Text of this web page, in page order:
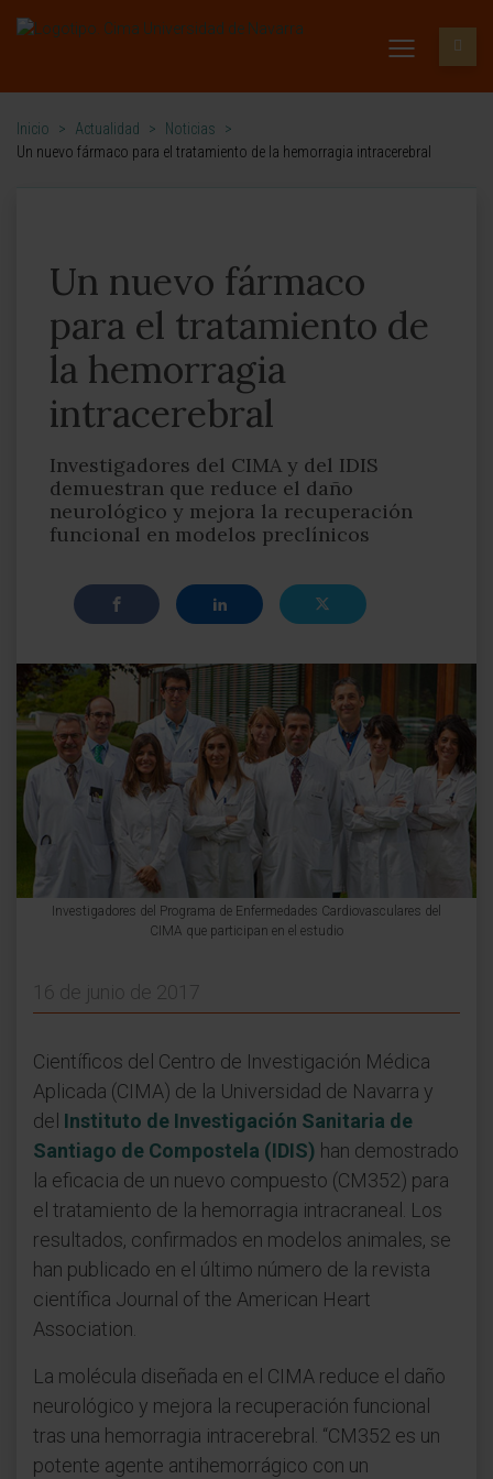
Inicio > Actualidad > Noticias
>
Un nuevo fármaco para el tratamiento de la hemorragia intracerebral
Un nuevo fármaco
para el tratamiento de
la hemorragia
intracerebral
Investigadores del CIMA y del IDIS
demuestran que reduce el daño
neurológico y mejora la recuperación
funcional en modelos preclínicos
Investigadores del Programa de Enfermedades Cardiovasculares del
CIMA que participan en el estudio
16 de junio de 2017
Científicos del Centro de Investigación Médica
Aplicada (CIMA) de la Universidad de Navarra y
del Instituto de Investigación Sanitaria de
Santiago de Compostela (IDIS) han demostrado
la eficacia de un nuevo compuesto (CM352) para
el tratamiento de la hemorragia intracraneal. Los
resultados, confirmados en modelos animales, se
han publicado en el último número de la revista
científica Journal of the American Heart
Association.
La molécula diseñada en el CIMA reduce el daño
neurológico y mejora la recuperación funcional
tras una hemorragia intracerebral. “CM352 es un
potente agente antihemorrágico con un